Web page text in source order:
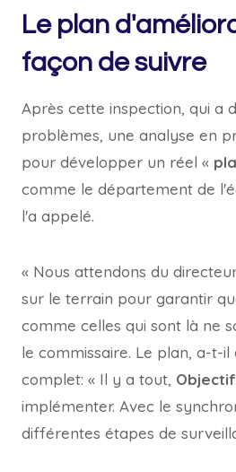
Le plan
façon de suivre
Après cette inspection, qui a
problèmes, une analyse en
pour développer un réel «
comme le département de
l'a appelé.
« Nous attendons du
sur le terrain pour garantir
comme celles qui sont là ne
le commissaire. Le plan, a-t-il
complet: « Il y a tout,
implémenter. Avec le
différentes étapes de